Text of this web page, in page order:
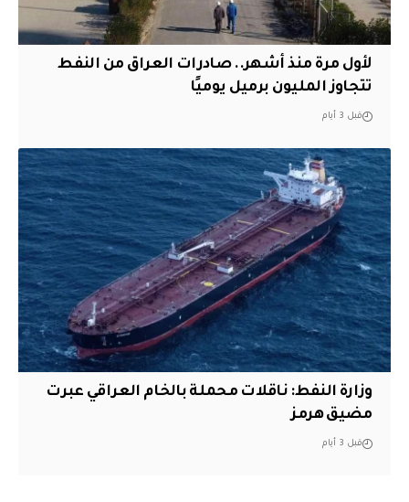
لأول مرة منذ أشهر.. صادرات العراق من النفط
تتجاوز المليون برميل يوميًا
قبل 3 أيام
وزارة النفط: ناقلات محملة بالخام العراقي عبرت
مضيق هرمز
قبل 3 أيام